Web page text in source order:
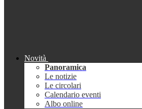
Novità
Panoramica
Le notizie
Le circolari
Calendario eventi
Albo online